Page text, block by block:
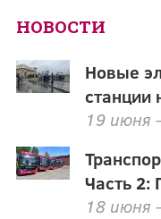
НОВОСТИ
Новые
станции
19 июня
Часть 2:
18 июня